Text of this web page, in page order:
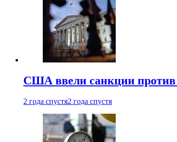
США ввели санкции против
2 года спустя2 года спустя